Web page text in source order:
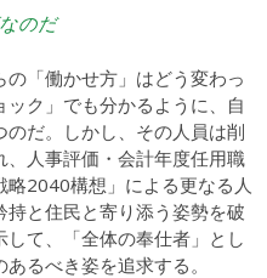
のだ
「働かせ方」はどう変わっ
ク」でも分かるように、自
だ。しかし、その人員は削
人事評価・会計年度任用職
略2040構想」による更なる人
持と住民と寄り添う姿勢を破
て、「全体の奉仕者」とし
るべき姿を追求する。